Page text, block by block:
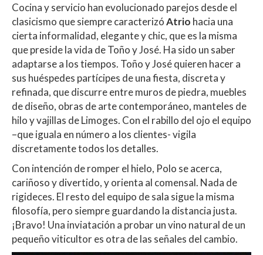
Cocina y servicio han evolucionado parejos desde el
clasicismo que siempre caracterizóAtrio hacia una
cierta informalidad, elegante y chic, que es la misma
que preside la vida de Toño y José. Ha sido un saber
adaptarse a los tiempos. Toño y José quieren hacer a
sus huéspedes partícipes de una fiesta, discreta y
refinada, que discurre entre muros de piedra, muebles
de diseño, obras de arte contemporáneo, manteles de
hilo y vajillas de Limoges. Con el rabillo del ojo el equipo
–que iguala en número a los clientes- vigila
discretamente todos los detalles.
Con intención de romper el hielo, Polo se acerca,
cariñoso y divertido, y orienta al comensal. Nada de
rigideces. El resto del equipo de sala sigue la misma
filosofía, pero siempre guardando la distancia justa.
¡Bravo! Una inviatación a probar un vino natural de un
pequeño viticultor es otra de las señales del cambio.